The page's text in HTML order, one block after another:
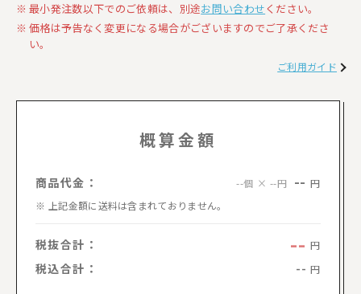
最小発注数以下でのご依頼は、別途お問い合わせください。
価格は予告なく変更になる場合がございますのでご了承くださ
い。
ご利用ガイド
概算金額
商品代金： --個 × --円 -- 円
上記金額に送料は含まれておりません。
税抜合計： -- 円
税込合計： -- 円